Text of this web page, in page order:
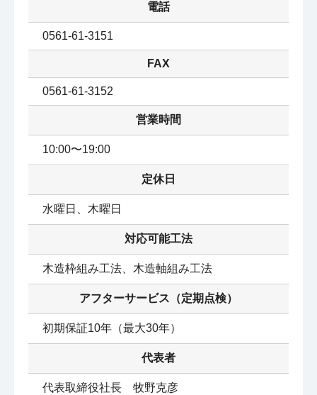
電話
0561-61-3151
FAX
0561-61-3152
営業時間
10:00〜19:00
定休日
水曜日、木曜日
対応可能工法
木造枠組み工法、木造軸組み工法
アフターサービス（定期点検）
初期保証10年（最大30年）
代表者
代表取締役社長　牧野克彦